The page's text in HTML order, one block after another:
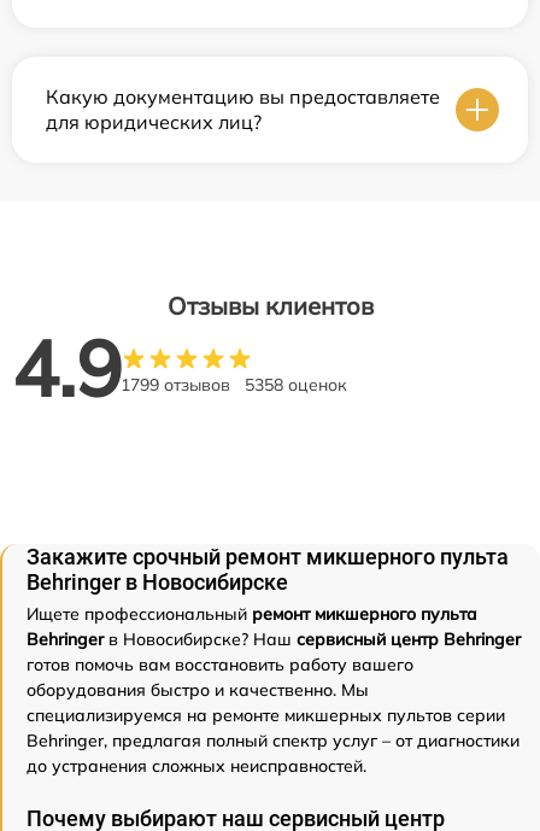
Какую документацию вы предоставляете
для юридических лиц?
Отзывы клиентов
4.91799 отзывов 5358 оценок
Закажите срочный ремонт микшерного пульта
Behringer в Новосибирске
Ищете профессиональный ремонт микшерного пульта
Behringerв Новосибирске? Наш сервисный центр Behringer
готов помочь вам восстановить работу вашего
оборудования быстро и качественно. Мы
специализируемся на ремонте микшерных пультов серии
Behringer, предлагая полный спектр услуг – от диагностики
до устранения сложных неисправностей.
Почему выбирают наш сервисный центр